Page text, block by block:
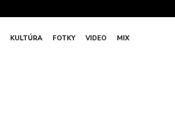
KULTÚRA FOTKY VIDEO MIX